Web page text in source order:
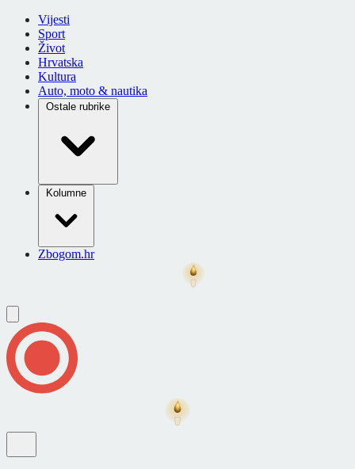
Vijesti
Sport
Život
Hrvatska
Kultura
Auto, moto & nautika
Ostale rubrike
Kolumne
Zbogom.hr